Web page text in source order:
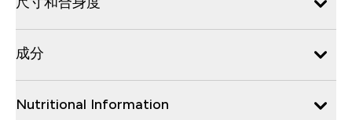
成分
Nutritional Information